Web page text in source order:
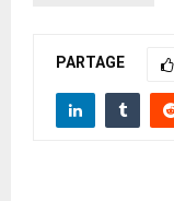
PARTAGE